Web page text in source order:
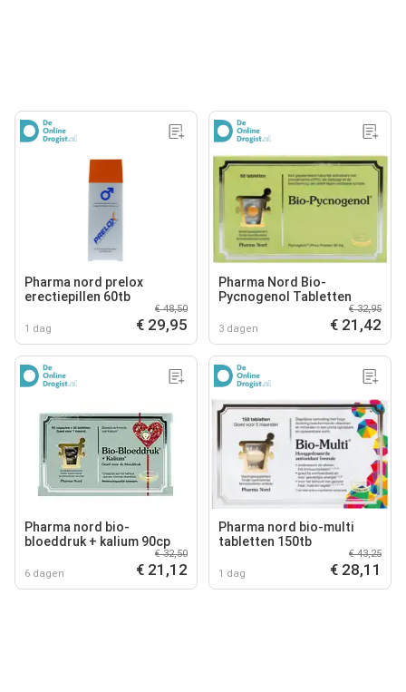
Pharma nord prelox
erectiepillen 60tb
1 dag
€ 48,50
€ 29,95
Pharma Nord Bio-
Pycnogenol Tabletten
3 dagen
€ 32,95
€ 21,42
Pharma nord bio-
bloeddruk + kalium 90cp
6 dagen
€ 32,50
€ 21,12
Pharma nord bio-multi
tabletten 150tb
1 dag
€ 43,25
€ 28,11